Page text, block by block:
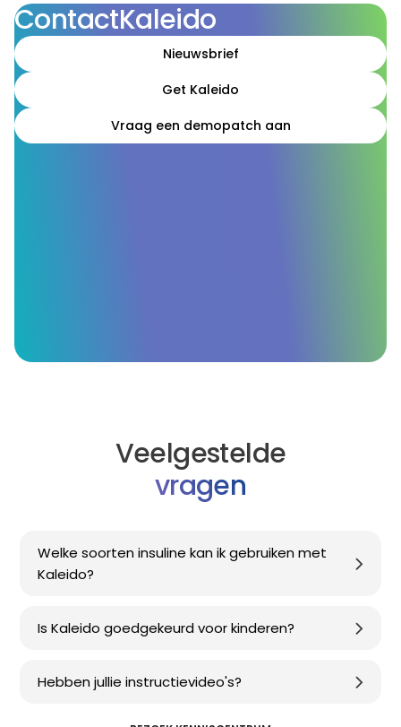
ContactKaleido
Nieuwsbrief
Get Kaleido
Vraag een demopatch aan
Veelgestelde
vragen
Welke soorten insuline kan ik gebruiken met
Kaleido?
Is Kaleido goedgekeurd voor kinderen?
Hebben jullie instructievideo's?